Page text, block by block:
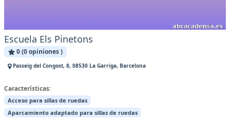
Escuela Els Pinetons
0 (0 opiniones )
Passeig del Congost, 8, 08530 La Garriga, Barcelona
Características:
Acceso para sillas de ruedas
Aparcamiento adaptado para sillas de ruedas